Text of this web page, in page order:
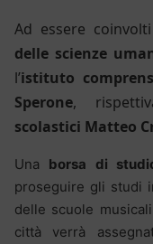
Ad essere
delle scienze
l’istituto c
Sperone, r
scolastici Matteo
Una borsa di
proseguire gli studi
delle scuole
città verrà